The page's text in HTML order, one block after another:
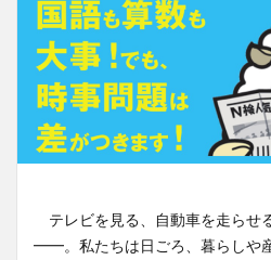
テレビを見る、自動車を走らせ
━━。私たちは日ごろ、暮らしや